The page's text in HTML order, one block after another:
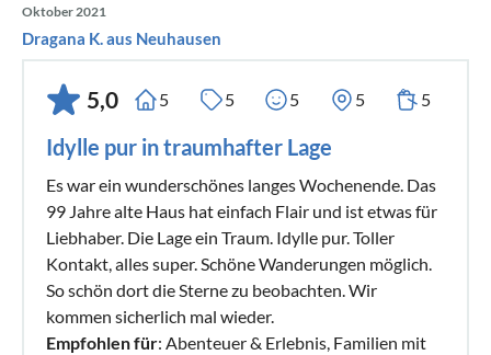
Oktober 2021
Dragana K. aus Neuhausen
5,0 5 5 5 5 5
Idylle pur in traumhafter Lage
Es war ein wunderschönes langes Wochenende. Das
99 Jahre alte Haus hat einfach Flair und ist etwas für
Liebhaber. Die Lage ein Traum. Idylle pur. Toller
Kontakt, alles super. Schöne Wanderungen möglich.
So schön dort die Sterne zu beobachten. Wir
kommen sicherlich mal wieder.
Empfohlen für: Abenteuer & Erlebnis, Familien mit